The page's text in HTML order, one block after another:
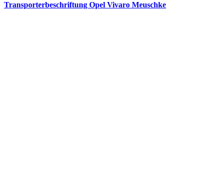
Transporterbeschriftung Opel Vivaro Meuschke